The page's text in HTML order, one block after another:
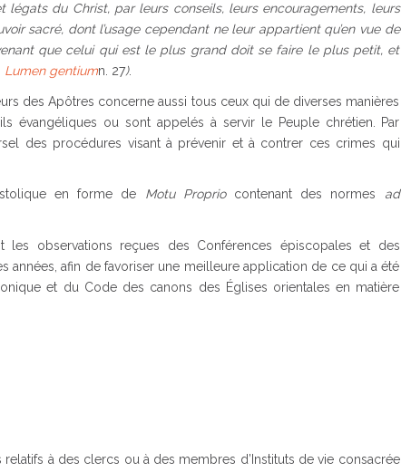
du Christ, par leurs conseils, leurs encouragements, leurs
sacré, dont l’usage cependant ne leur appartient qu’en vue de
que celui qui est le plus grand doit se faire le plus petit, et
Lumen gentiumn. 27).
des Apôtres concerne aussi tous ceux qui de diverses manières
évangéliques ou sont appelés à servir le Peuple chrétien. Par
des procédures visant à prévenir et à contrer ces crimes qui
en forme de Motu Propriocontenant des normes ad
les observations reçues des Conférences épiscopales et des
années, afin de favoriser une meilleure application de ce qui a été
et du Code des canons des Églises orientales en matière
à des clercs ou à des membres d’Instituts de vie consacrée